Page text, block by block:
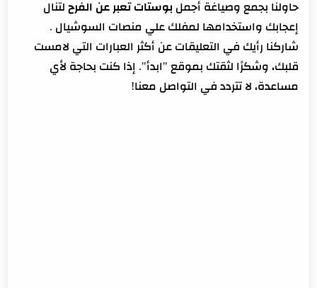
حاولنا بجمع وصياغة أجمل بوستات تعبر عن الفرح لتنال
إعجابك واستخدامها لمفلك علي منصات السوشيال .
شاركنا رأيك في التعليقات عن أكثر العبارات التي لامست
قلبك، وشكرًا لثقتك بموقع "ابدأ". إذا كنت بحاجة لأي
مساعدة، لا تتردد في التواصل معنا!